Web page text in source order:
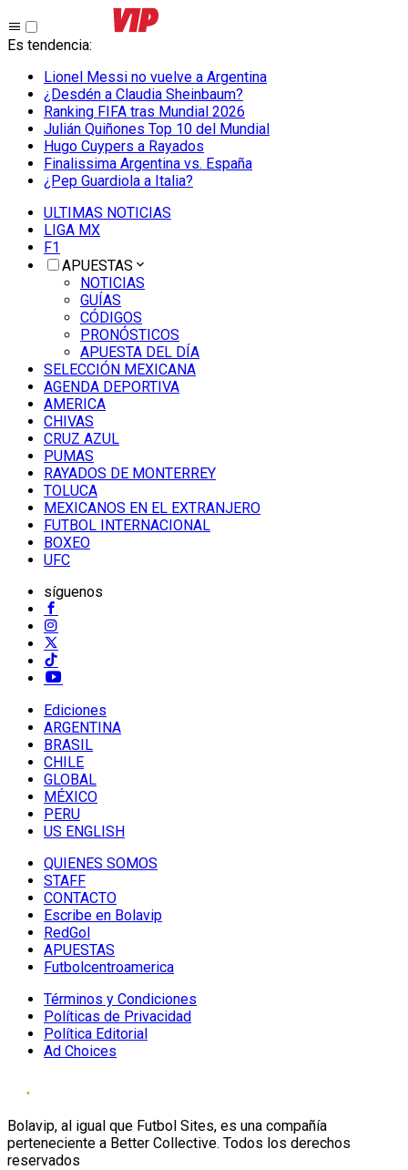
Es tendencia:
Lionel Messi no vuelve a Argentina
¿Desdén a Claudia Sheinbaum?
Ranking FIFA tras Mundial 2026
Julián Quiñones Top 10 del Mundial
Hugo Cuypers a Rayados
Finalissima Argentina vs. España
¿Pep Guardiola a Italia?
ULTIMAS NOTICIAS
LIGA MX
F1
APUESTAS
NOTICIAS
GUÍAS
CÓDIGOS
PRONÓSTICOS
APUESTA DEL DÍA
SELECCIÓN MEXICANA
AGENDA DEPORTIVA
AMERICA
CHIVAS
CRUZ AZUL
PUMAS
RAYADOS DE MONTERREY
TOLUCA
MEXICANOS EN EL EXTRANJERO
FUTBOL INTERNACIONAL
BOXEO
UFC
síguenos
Ediciones
ARGENTINA
BRASIL
CHILE
GLOBAL
MÉXICO
PERU
US ENGLISH
QUIENES SOMOS
STAFF
CONTACTO
Escribe en Bolavip
RedGol
APUESTAS
Futbolcentroamerica
Términos y Condiciones
Políticas de Privacidad
Política Editorial
Ad Choices
Bolavip, al igual que Futbol Sites, es una compañía
perteneciente a Better Collective. Todos los derechos
reservados